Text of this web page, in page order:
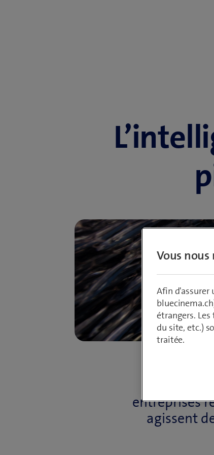
La
entreprises
agissent
Vous
Afin d'assurer
étrangers.
du site, etc.)
traitée.